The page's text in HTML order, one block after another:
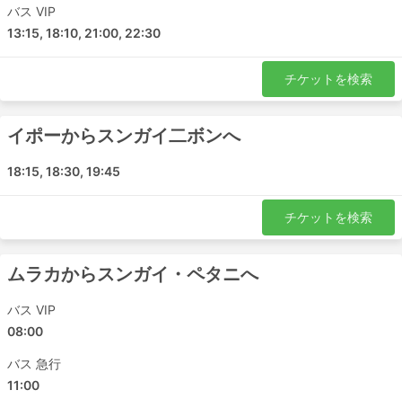
可能性があります。
目的地によっては、バスターミナルに入る車両数に制
ため、価格が高騰してコスト高になります。
また、ラッシュアワーに移動する場合（特に出発地
って行動しましょう。
手段です。事故、道路工事、迂回路など、予測不可能
に、週末やハイシーズン、祝祭日にこの傾向が強いで
す。このことを念頭に置いて、無理な乗り継ぎをしな
特定のルートや人気の高い時期には、事前の予約が必
スに乗れるとは限りませんので、お気を付けくださ
バス VIP
13:15, 18:10, 21:00, 22:30
チケットを検索
イポーからスンガイ二ボンへ
18:15, 18:30, 19:45
チケットを検索
ムラカからスンガイ・ペタニへ
バス VIP
08:00
バス 急行
11:00